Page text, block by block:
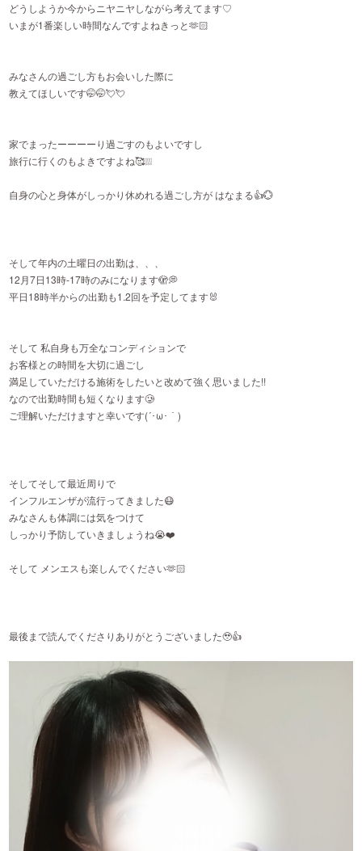
どうしようか今からニヤニヤしながら考えてます♡
いまが1番楽しい時間なんですよねきっと🫶🏻
みなさんの過ごし方もお会いした際に
教えてほしいです🤭🤭💘💘
家でまったーーーーり過ごすのもよいですし
旅行に行くのもよきですよね🥰❕❕❕
自身の心と身体がしっかり休めれる過ごし方が はなまる👍💮
そして年内の土曜日の出勤は、、、
12月7日13時-17時のみになります🫣💭
平日18時半からの出勤も1.2回を予定してます🐰
そして 私自身も万全なコンディションで
お客様との時間を大切に過ごし
満足していただける施術をしたいと改めて強く思いました!!
なので出勤時間も短くなります🥲
ご理解いただけますと幸いです(´･ω･｀)
そしてそして最近周りで
インフルエンザが流行ってきました😷
みなさんも体調には気をつけて
しっかり予防していきましょうね😭❤️
そして メンエスも楽しんでください🫶🏻
最後まで読んでくださりありがとうございました🥹👍